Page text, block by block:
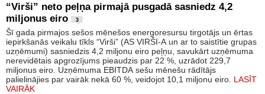
“Virši” neto peļņa pirmajā pusgadā sasniedz 4,2
miljonus eiro
3
Šī gada pirmajos sešos mēnešos energoresursu tirgotājs un ērtas
iepirkšanās veikalu tīkls “Virši” (AS VIRŠI-A un ar to saistītie grupas
uzņēmumi) sasniedzis 4,2 miljonu eiro peļņu, savukārt uzņēmuma
nerevidētais apgrozījums pieaudzis par 22 %, uzrādot 229,7
miljonus eiro. Uzņēmuma EBITDA sešu mēnešu rādītājs
palielinājies par vairāk nekā 60 %, veidojot 10,1 miljonu eiro. LASĪT
VAIRĀK